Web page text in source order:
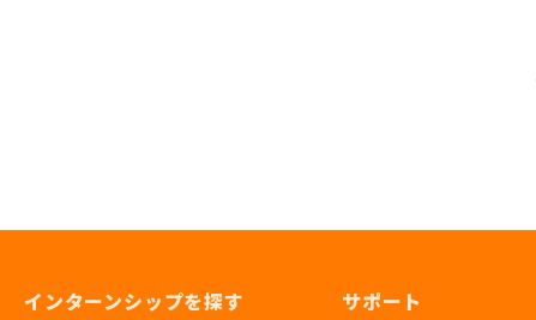
インターンシップを探す サポート